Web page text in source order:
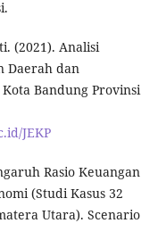
(2021). Analisi
Daerah dan
Bandung Provinsi
JEKP
Rasio Keuangan
(Studi Kasus 32
Utara). Scenario